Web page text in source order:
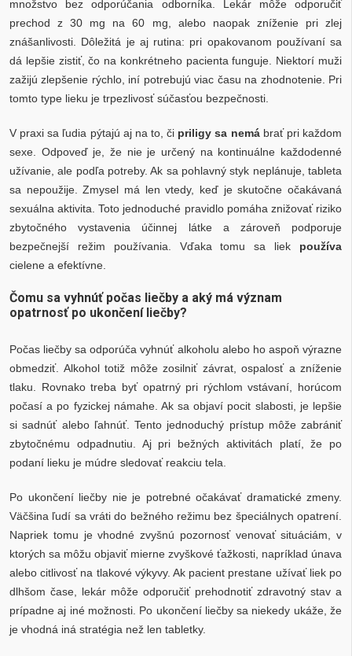
množstvo bez odporúčania odborníka. Lekár môže odporučiť
prechod z 30 mg na 60 mg, alebo naopak zníženie pri zlej
znášanlivosti. Dôležitá je aj rutina: pri opakovanom používaní sa
dá lepšie zistiť, čo na konkrétneho pacienta funguje. Niektorí muži
zažijú zlepšenie rýchlo, iní potrebujú viac času na zhodnotenie. Pri
tomto type lieku je trpezlivosť súčasťou bezpečnosti.
V praxi sa ľudia pýtajú aj na to, či priligy sa nemábrať pri každom
sexe. Odpoveď je, že nie je určený na kontinuálne každodenné
užívanie, ale podľa potreby. Ak sa pohlavný styk neplánuje, tableta
sa nepoužije. Zmysel má len vtedy, keď je skutočne očakávaná
sexuálna aktivita. Toto jednoduché pravidlo pomáha znižovať riziko
zbytočného vystavenia účinnej látke a zároveň podporuje
bezpečnejší režim používania. Vďaka tomu sa liek používa
cielene a efektívne.
Čomu sa vyhnúť počas liečby a aký má význam
opatrnosť po ukončení liečby?
Počas liečby sa odporúča vyhnúť alkoholu alebo ho aspoň výrazne
obmedziť. Alkohol totiž môže zosilniť závrat, ospalosť a zníženie
tlaku. Rovnako treba byť opatrný pri rýchlom vstávaní, horúcom
počasí a po fyzickej námahe. Ak sa objaví pocit slabosti, je lepšie
si sadnúť alebo ľahnúť. Tento jednoduchý prístup môže zabrániť
zbytočnému odpadnutiu. Aj pri bežných aktivitách platí, že po
podaní lieku je múdre sledovať reakciu tela.
Po ukončení liečby nie je potrebné očakávať dramatické zmeny.
Väčšina ľudí sa vráti do bežného režimu bez špeciálnych opatrení.
Napriek tomu je vhodné zvyšnú pozornosť venovať situáciám, v
ktorých sa môžu objaviť mierne zvyškové ťažkosti, napríklad únava
alebo citlivosť na tlakové výkyvy. Ak pacient prestane užívať liek po
dlhšom čase, lekár môže odporučiť prehodnotiť zdravotný stav a
prípadne aj iné možnosti. Po ukončení liečby sa niekedy ukáže, že
je vhodná iná stratégia než len tabletky.